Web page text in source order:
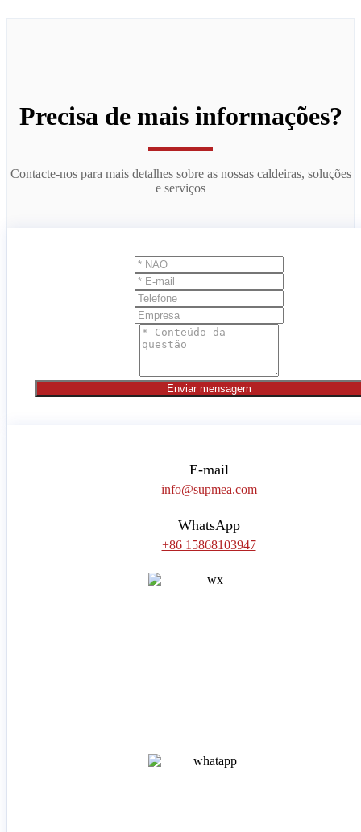
Precisa de mais informações?
Contacte-nos para mais detalhes sobre as nossas caldeiras, soluções
e serviços
Enviar mensagem
E-mail
info@supmea.com
WhatsApp
+86 15868103947